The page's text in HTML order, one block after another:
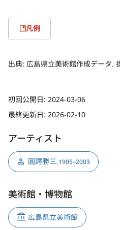
凡例
出典: 広島県立美術館作成データ.
初回公開日: 2024-03-06
最終更新日: 2026-02-10
アーティスト
圓鍔勝三,1905–2003
美術館・博物館
広島県立美術館